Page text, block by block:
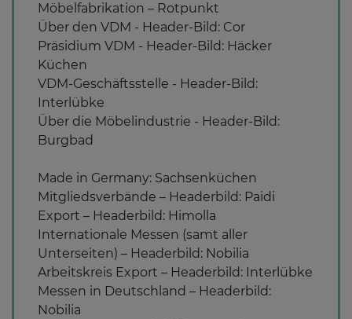
Möbelfabrikation – Rotpunkt
Über den VDM - Header-Bild: Cor
Präsidium VDM - Header-Bild: Häcker
Küchen
VDM-Geschäftsstelle - Header-Bild:
Interlübke
Über die Möbelindustrie - Header-Bild:
Burgbad
Made in Germany: Sachsenküchen
Mitgliedsverbände – Headerbild: Paidi
Export – Headerbild: Himolla
Internationale Messen (samt aller
Unterseiten) – Headerbild: Nobilia
Arbeitskreis Export – Headerbild: Interlübke
Messen in Deutschland – Headerbild:
Nobilia